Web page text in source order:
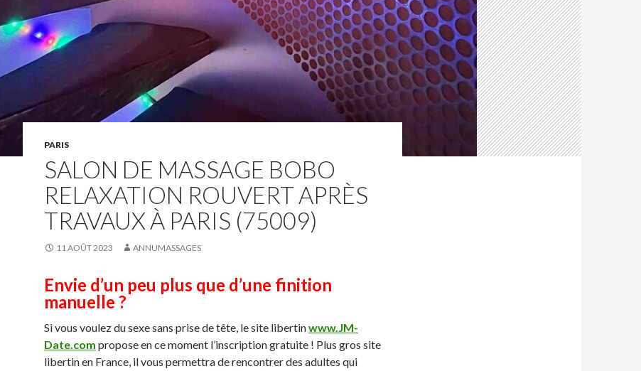
PARIS
SALON DE MASSAGE BOBO
RELAXATION ROUVERT APRÈS
TRAVAUX À PARIS (75009)
11 AOÛT 2023 ANNUMASSAGES
Envie d’un peu plus que d’une finition
manuelle ?
Si vous voulez du sexe sans prise de tête, le site libertinwww.JM-
Date.com propose en ce moment l’inscription gratuite ! Plus gros site
libertin en France, il vous permettra de rencontrer des adultes qui